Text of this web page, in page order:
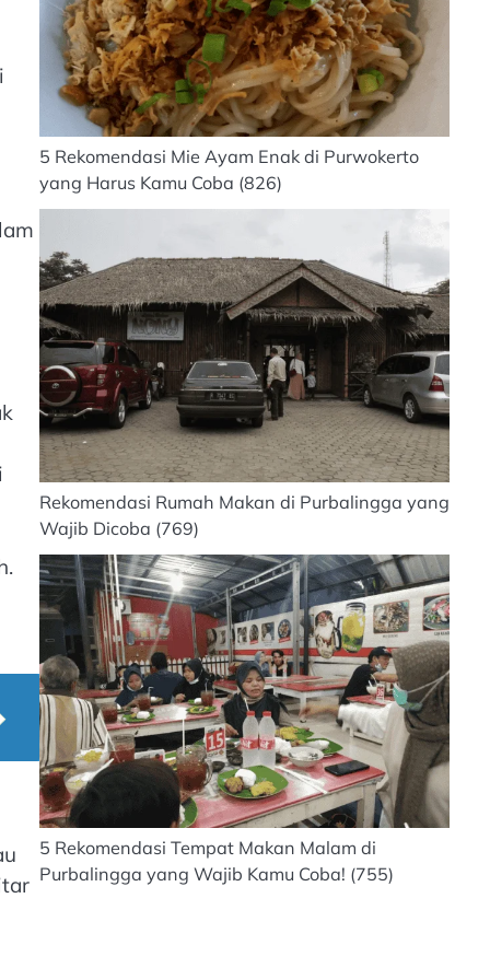
5 Rekomendasi Mie Ayam Enak di Purwokerto
yang Harus Kamu Coba (826)
Rekomendasi Rumah Makan di Purbalingga yang
Wajib Dicoba (769)
5 Rekomendasi Tempat Makan Malam di
Purbalingga yang Wajib Kamu Coba! (755)